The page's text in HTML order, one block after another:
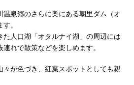
泉郷のさらに奥にある朝里ダム（オ
。
た人口湖「オタルナイ湖」の周辺には
れで散策などを楽しめます。
々が色づき、紅葉スポットとしても親